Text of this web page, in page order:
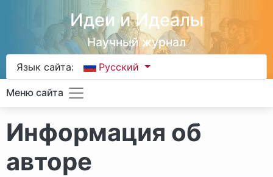
Идеи и Идеалы
Научный журнал
Язык сайта: Русский
Меню сайта
Информация об
авторе